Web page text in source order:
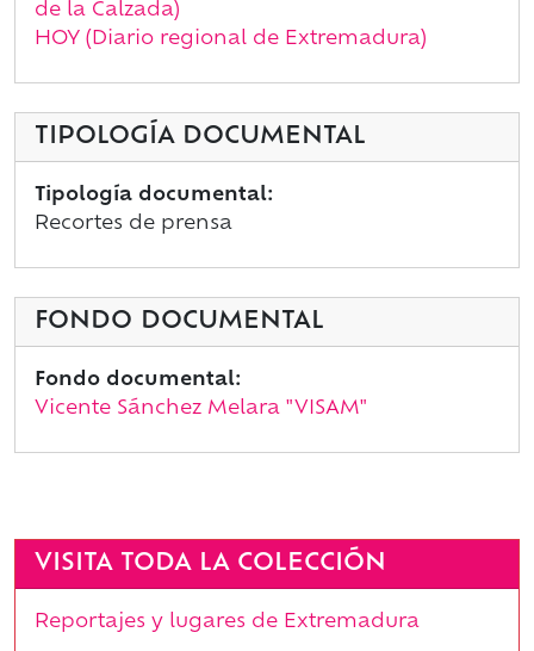
de la Calzada)
HOY (Diario regional de Extremadura)
TIPOLOGÍA DOCUMENTAL
Tipología documental:
Recortes de prensa
FONDO DOCUMENTAL
Fondo documental:
Vicente Sánchez Melara "VISAM"
VISITA TODA LA COLECCIÓN
Reportajes y lugares de Extremadura